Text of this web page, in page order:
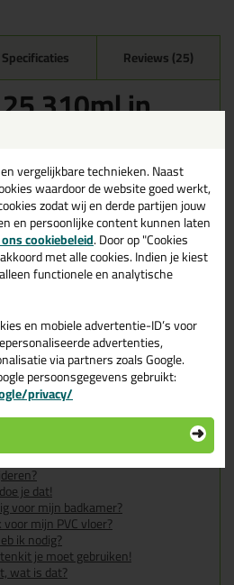
Specificaties Reviews (25)
310ml in
C6831
Mat Antracietgrijs C6831 is te
toepassingen. Een duurzame en
te verwerken is. Perfect als je een
gegarandeerd een topresultaat.
in kleur Mat Antracietgrijs C6831
op werkdagen besteld = morgen in
en kenmerken van dit
>
Ottoseal S125
product gebruikt:
hier hoe!
je dat!
binnenkozijn afkitten?
je dat!
voor mijn badkamer?
mijn PVC vloer?
ik nodig?
je moet gebruiken!
wat is dat?
vergelijkbare technieken. Naast
waardoor de website goed werkt,
zodat wij en derde partijen jouw
en persoonlijke content kunnen laten
cookiebeleid. Door op "Cookies
met alle cookies. Indien je kiest
functionele en analytische
en mobiele advertentie-ID’s voor
advertenties,
via partners zoals Google.
persoonsgegevens gebruikt:
privacy/